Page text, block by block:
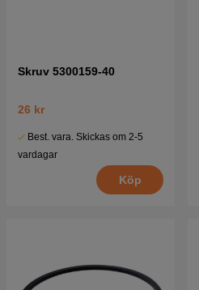
Skruv 5300159-40
26 kr
Best. vara. Skickas om 2-5
vardagar
Köp